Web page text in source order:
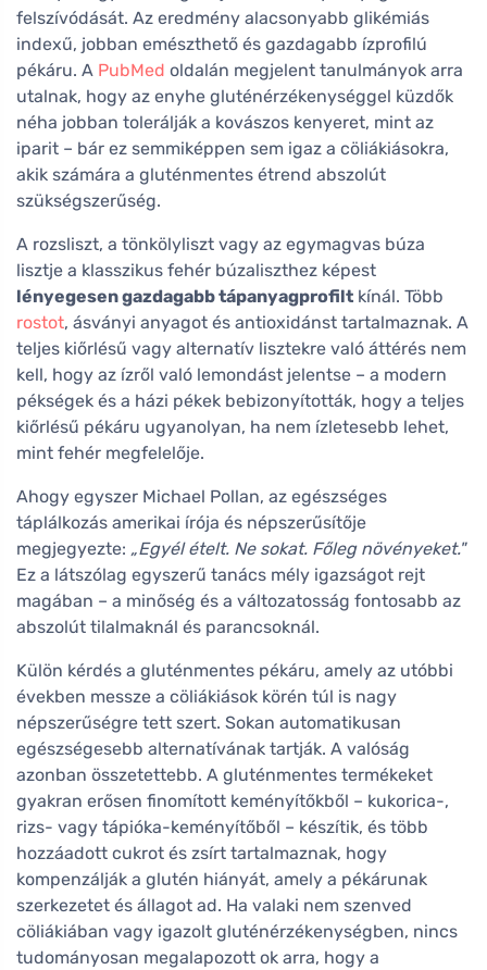
felszívódását. Az eredmény alacsonyabb glikémiás
indexű, jobban emészthető és gazdagabb ízprofilú
pékáru. A PubMed oldalán megjelent tanulmányok arra
utalnak, hogy az enyhe gluténérzékenységgel küzdők
néha jobban tolerálják a kovászos kenyeret, mint az
iparit – bár ez semmiképpen sem igaz a cöliákiásokra,
akik számára a gluténmentes étrend abszolút
szükségszerűség.
A rozsliszt, a tönkölyliszt vagy az egymagvas búza
lisztje a klasszikus fehér búzaliszthez képest
lényegesen gazdagabb tápanyagprofilt kínál. Több
rostot, ásványi anyagot és antioxidánst tartalmaznak. A
teljes kiőrlésű vagy alternatív lisztekre való áttérés nem
kell, hogy az ízről való lemondást jelentse – a modern
pékségek és a házi pékek bebizonyították, hogy a teljes
kiőrlésű pékáru ugyanolyan, ha nem ízletesebb lehet,
mint fehér megfelelője.
Ahogy egyszer Michael Pollan, az egészséges
táplálkozás amerikai írója és népszerűsítője
megjegyezte: „Egyél ételt. Ne sokat. Főleg növényeket."
Ez a látszólag egyszerű tanács mély igazságot rejt
magában – a minőség és a változatosság fontosabb az
abszolút tilalmaknál és parancsoknál.
Külön kérdés a gluténmentes pékáru, amely az utóbbi
években messze a cöliákiások körén túl is nagy
népszerűségre tett szert. Sokan automatikusan
egészségesebb alternatívának tartják. A valóság
azonban összetettebb. A gluténmentes termékeket
gyakran erősen finomított keményítőkből – kukorica-,
rizs- vagy tápióka-keményítőből – készítik, és több
hozzáadott cukrot és zsírt tartalmaznak, hogy
kompenzálják a glutén hiányát, amely a pékárunak
szerkezetet és állagot ad. Ha valaki nem szenved
cöliákiában vagy igazolt gluténérzékenységben, nincs
tudományosan megalapozott ok arra, hogy a